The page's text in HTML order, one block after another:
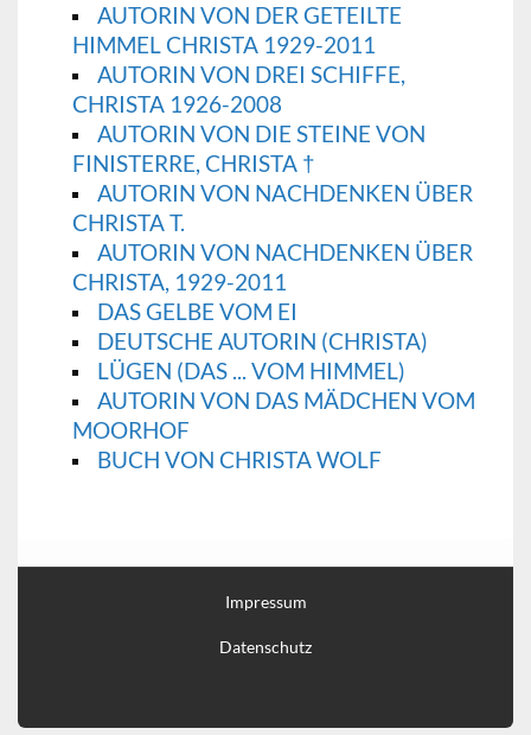
AUTORIN VON DER GETEILTE
HIMMEL CHRISTA 1929-2011
AUTORIN VON DREI SCHIFFE,
CHRISTA 1926-2008
AUTORIN VON DIE STEINE VON
FINISTERRE, CHRISTA †
AUTORIN VON NACHDENKEN ÜBER
CHRISTA T.
AUTORIN VON NACHDENKEN ÜBER
CHRISTA, 1929-2011
DAS GELBE VOM EI
DEUTSCHE AUTORIN (CHRISTA)
LÜGEN (DAS ... VOM HIMMEL)
AUTORIN VON DAS MÄDCHEN VOM
MOORHOF
BUCH VON CHRISTA WOLF
Impressum
Datenschutz